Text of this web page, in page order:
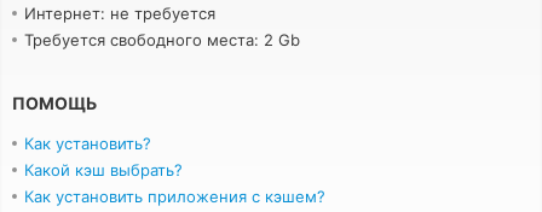
Интернет: не требуется
Требуется свободного места: 2 Gb
ПОМОЩЬ
Как установить?
Какой кэш выбрать?
Как установить приложения с кэшем?